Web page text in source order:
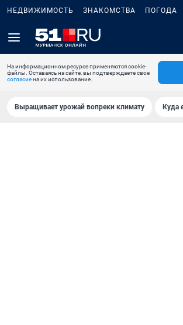
НЕДВИЖИМОСТЬ ЗНАКОМСТВА ПОГОДА
На информационном ресурсе применяются cookie-
файлы. Оставаясь на сайте, вы подтверждаете свое
согласиена их использование.
Выращивает урожай вопреки климату Куда